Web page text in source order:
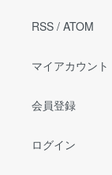
RSS / ATOM
マイアカウント
会員登録
ログイン